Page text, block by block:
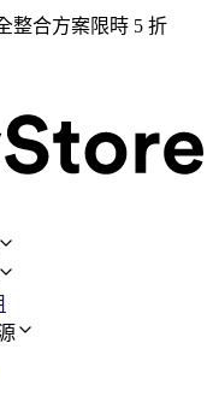
整合方案限時 5 折